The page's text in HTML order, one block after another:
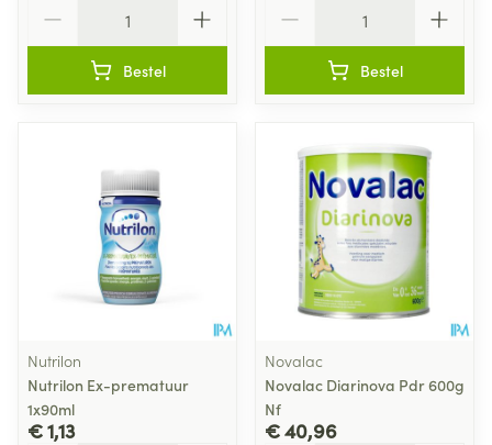
Bestel Bestel
Nutrilon
Nutrilon Ex-prematuur
1x90ml
€ 1,13
Novalac
Novalac Diarinova Pdr 600g
Nf
€ 40,96